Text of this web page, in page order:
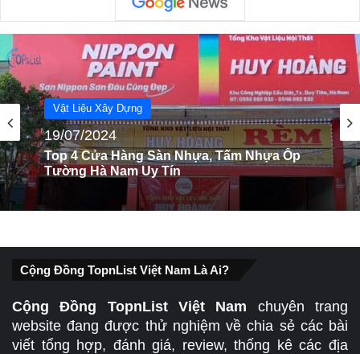
Vật Liệu Xây Dựng
19/07/2024
Vật Liệu Xây Dựng
03/07/2024
Top 10 cửa hàng gạch đá ốp lát tường nền
uy tín tại HCM
Cộng Đồng TopnList Việt Nam Là Ai?
Cộng Đồng TopnList Việt Nam chuyên trang
website đang được thử nghiệm về chia sẻ các bài
viết tổng hợp, đánh giá, review, thống kê các địa